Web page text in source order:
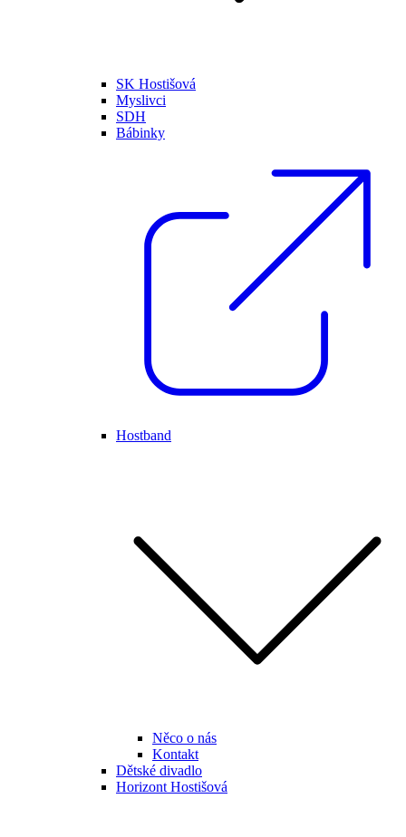
SK Hostišová
Myslivci
SDH
Bábinky
Hostband
Něco o nás
Kontakt
Dětské divadlo
Horizont Hostišová